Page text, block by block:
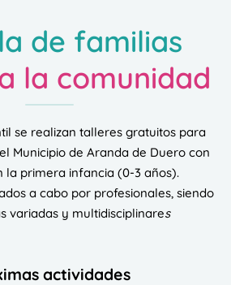
de familias
la comunidad
se realizan talleres gratuitos para
Municipio de Aranda de Duero con
la primera infancia (0-3 años).
a cabo por profesionales, siendo
variadas y multidisciplinares
actividades